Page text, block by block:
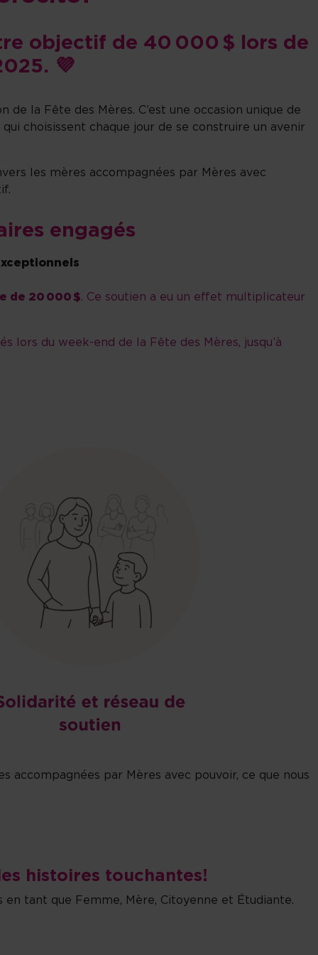
objectif de 40 000 $ lors de
💜
la Fête des Mères. C’est une occasion unique de
choisissent chaque jour de se construire un avenir
les mères accompagnées par Mères avec
engagés
de 20 000 $. Ce soutien a eu un effet multiplicateur
lors du week-end de la Fête des Mères, jusqu’à
par Mères avec pouvoir, ce que nous
histoires touchantes!
tant que Femme, Mère, Citoyenne et Étudiante.